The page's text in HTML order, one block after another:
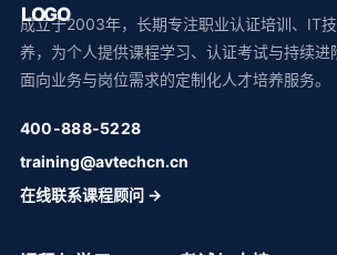
成立于2003年，长期专注职业认证培训、IT
养，为个人提供课程学习、认证考试与持续进
面向业务与岗位需求的定制化人才培养服务。
400-888-5228
training@avtechcn.cn
在线联系课程顾问 →